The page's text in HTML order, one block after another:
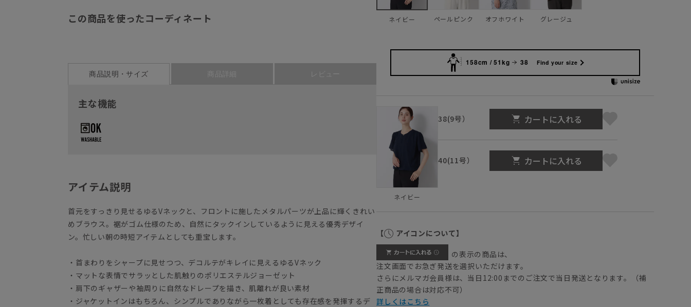
この商品を使ったコーディネート
商品説明・サイズ 商品詳細 レビュー
主な機能
アイテム説明
首元をすっきり見せるゆるVネックと、フロントに施したメタルパーツが上品に輝くきれい
めブラウス。裾がゴム仕様のため、自然にタックインしているように見える優秀デザイ
ン。忙しい朝の時短アイテムとしても重宝します。
・首まわりをシャープに見せつつ、デコルテがキレイに見えるゆるVネック
・マットな表情でサラッとした肌触りのポリエステルジョーゼット
・肩下のギャザーや袖周りに自然なドレープを描き、肌離れが良い素材
・ジャケットインはもちろん、シンプルでありながら一枚着としても存在感を発揮するデ
ネイビー ペールピンク オフホワイト グレージュ
158cm / 51kg 38 Find your size
ネイビー
38(9号） カートに入れる
40(11号） カートに入れる
【 アイコンについて】
の表示の商品は、
注文画面でお急ぎ発送を選択いただけます。
さらにメルマガ会員様は、当日12:00までのご注文で当日発送となります。（補
正商品の場合は対応不可）
詳しくはこちら